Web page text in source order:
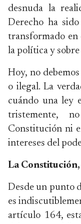
desnuda la
Derecho ha
transformado
la política y
Hoy, no
o ilegal. La
cuándo una ley
tristemente,
Constitución ni
intereses del
La
Desde un punto
es
artículo 164,